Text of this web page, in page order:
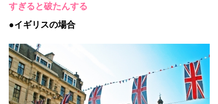
すぎると破たんする
●イギリスの場合